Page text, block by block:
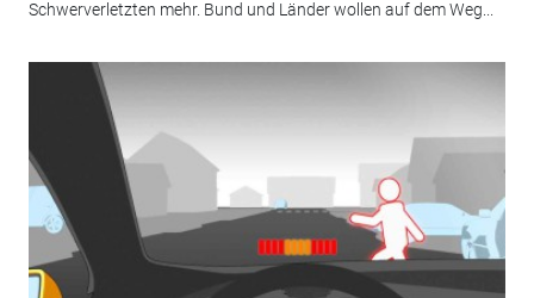
Schwerverletzten mehr. Bund und Länder wollen auf dem Weg...